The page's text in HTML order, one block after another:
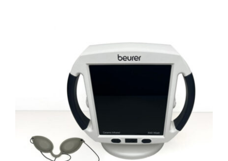
Infrarot-Wärmestrahler Beurer IL 50